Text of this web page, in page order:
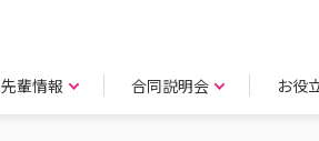
先輩情報 合同説明会 お役